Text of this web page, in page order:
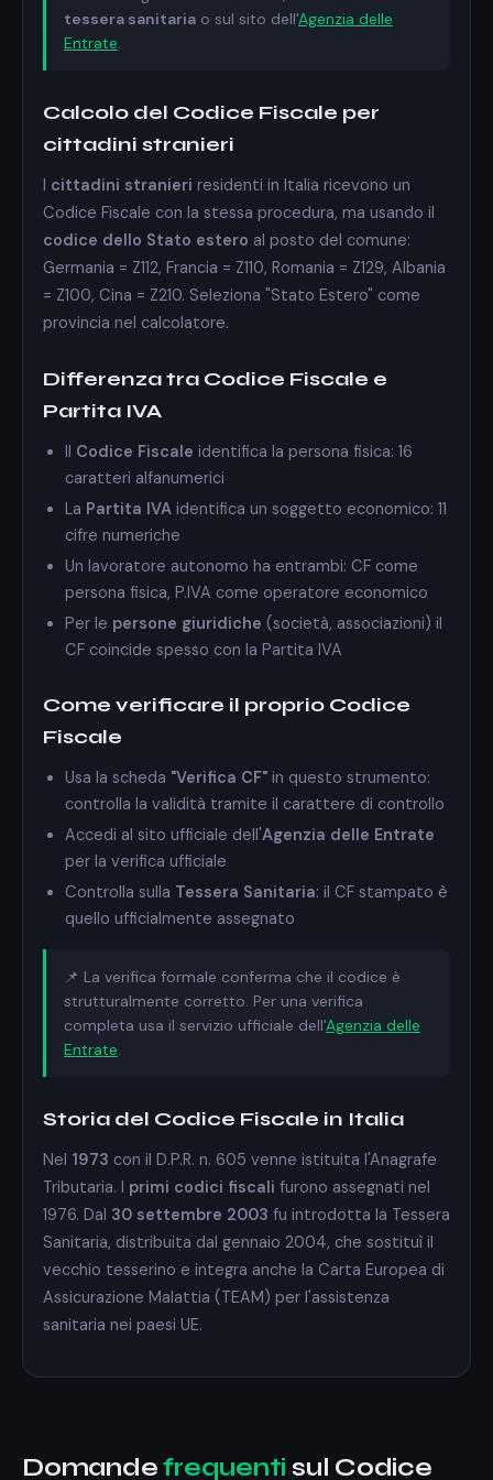
tessera sanitaria o sul sito dell'Agenzia delle
Entrate.
Calcolo del Codice Fiscale per
cittadini stranieri
I cittadini stranieri residenti in Italia ricevono un
Codice Fiscale con la stessa procedura, ma usando il
codice dello Stato estero al posto del comune:
Germania = Z112, Francia = Z110, Romania = Z129, Albania
= Z100, Cina = Z210. Seleziona "Stato Estero" come
provincia nel calcolatore.
Differenza tra Codice Fiscale e
Partita IVA
Il Codice Fiscale identifica la persona fisica: 16
caratteri alfanumerici
La Partita IVA identifica un soggetto economico: 11
cifre numeriche
Un lavoratore autonomo ha entrambi: CF come
persona fisica, P.IVA come operatore economico
Per le persone giuridiche (società, associazioni) il
CF coincide spesso con la Partita IVA
Come verificare il proprio Codice
Fiscale
Usa la scheda "Verifica CF" in questo strumento:
controlla la validità tramite il carattere di controllo
Accedi al sito ufficiale dell'Agenzia delle Entrate
per la verifica ufficiale
Controlla sulla Tessera Sanitaria: il CF stampato è
quello ufficialmente assegnato
📌 La verifica formale conferma che il codice è
strutturalmente corretto. Per una verifica
completa usa il servizio ufficiale dell'Agenzia delle
Entrate.
Storia del Codice Fiscale in Italia
Nel 1973 con il D.P.R. n. 605 venne istituita l'Anagrafe
Tributaria. I primi codici fiscali furono assegnati nel
1976. Dal 30 settembre 2003 fu introdotta la Tessera
Sanitaria, distribuita dal gennaio 2004, che sostituì il
vecchio tesserino e integra anche la Carta Europea di
Assicurazione Malattia (TEAM) per l'assistenza
sanitaria nei paesi UE.
Domandefrequenti sul Codice